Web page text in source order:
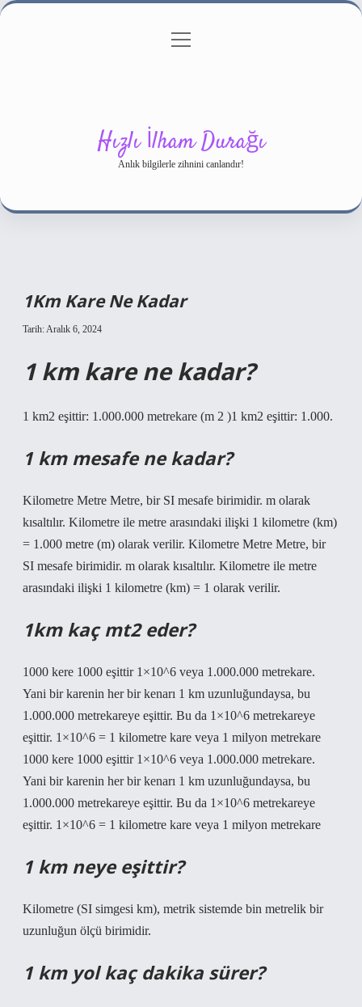
Gizlilik Politikası
menüyü
Hızlı İlham Durağı
Anlık bilgilerle zihnini canlandır!
1Km Kare Ne Kadar
Tarih: Aralık 6, 2024
1 km kare ne kadar?
1 km2 eşittir: 1.000.000 metrekare (m 2 )1 km2 eşittir: 1.000.
1 km mesafe ne kadar?
Kilometre Metre Metre, bir SI mesafe birimidir. m olarak
kısaltılır. Kilometre ile metre arasındaki ilişki 1 kilometre (km)
= 1.000 metre (m) olarak verilir. Kilometre Metre Metre, bir
SI mesafe birimidir. m olarak kısaltılır. Kilometre ile metre
arasındaki ilişki 1 kilometre (km) = 1 olarak verilir.
1km kaç mt2 eder?
1000 kere 1000 eşittir 1×10^6 veya 1.000.000 metrekare.
Yani bir karenin her bir kenarı 1 km uzunluğundaysa, bu
1.000.000 metrekareye eşittir. Bu da 1×10^6 metrekareye
eşittir. 1×10^6 = 1 kilometre kare veya 1 milyon metrekare
1000 kere 1000 eşittir 1×10^6 veya 1.000.000 metrekare.
Yani bir karenin her bir kenarı 1 km uzunluğundaysa, bu
1.000.000 metrekareye eşittir. Bu da 1×10^6 metrekareye
eşittir. 1×10^6 = 1 kilometre kare veya 1 milyon metrekare
1 km neye eşittir?
Kilometre (SI simgesi km), metrik sistemde bin metrelik bir
uzunluğun ölçü birimidir.
1 km yol kaç dakika sürer?